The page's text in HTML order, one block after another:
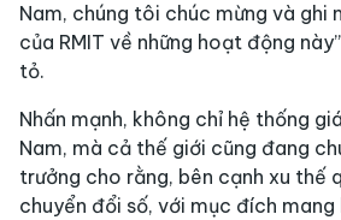
Nam, chúng tôi chúc mừng và ghi
của RMIT về những hoạt động
tỏ.
Nhấn mạnh, không chỉ hệ thống
Nam, mà cả thế giới cũng đang
trưởng cho rằng, bên cạnh xu thế
chuyển đổi số, với mục đích